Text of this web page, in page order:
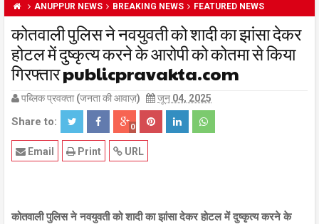
ANUPPUR NEWS BREAKING NEWS FEATURED NEWS
कोतवाली पुलिस ने नवयुवती को शादी का झांसा देकर
होटल में दुष्कृत्य करने के आरोपी को कोतमा से किया
गिरफ्तार publicpravakta.com
पब्लिक प्रवक्ता (जनता की आवाज़) जून 04, 2025
Share to: 0
URL
Print
Email
कोतवाली पुलिस ने नवयुवती को शादी का झांसा देकर होटल में दुष्कृत्य करने के